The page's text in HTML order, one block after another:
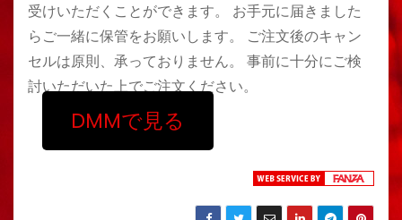
受けいただくことができます。 お手元に届きました
らご一緒に保管をお願いします。 ご注文後のキャン
セルは原則、承っておりません。 事前に十分にご検
討いただいた上でご注文ください。
DMMで見る